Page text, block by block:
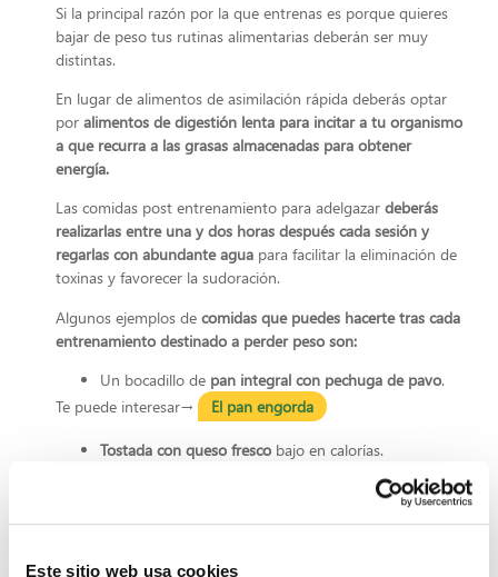
Este sitio web usa cookies
Si la principal razón por la que entrenas es porque quieres
bajar de peso tus rutinas alimentarias deberán ser muy
distintas.
En lugar de alimentos de asimilación rápida deberás optar
por alimentos de digestión lenta para incitar a tu organismo
a que recurra a las grasas almacenadas para obtener
energía.
Las comidas post entrenamiento para adelgazar deberás
realizarlas entre una y dos horas después cada sesión y
regarlas con abundante agua para facilitar la eliminación de
toxinas y favorecer la sudoración.
Algunos ejemplos de comidas que puedes hacerte tras cada
entrenamiento destinado a perder peso son:
Un bocadillo de pan integral con pechuga de pavo.
Te puede interesar→
El pan engorda
Tostada con queso fresco bajo en calorías.
Un vaso de leche concopos de avena.
Un vaso dezumo de manzana.